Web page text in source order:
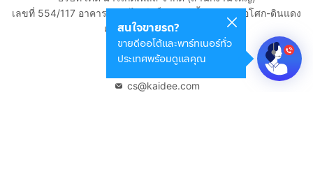
สนใจขายรถ?
ขายดีออโต้และพาร์ทเนอร์ทั่ว
ประเทศพร้อมดูแลคุณ
เลขที่ 554/117 อาคารสกายไนน์ เซ็นเตอร์ ชั้น 22 ถนนอโศก-ดินแดง
แขวงดินแดง เขตดินแดง
กรุงเทพมหานคร 10400
cs@kaidee.com